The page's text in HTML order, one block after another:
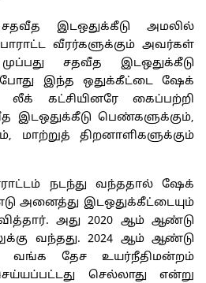
இடஒதுக்கீடு அமலில்
போராட்ட வீரர்களுக்கும் அவர்கள்
முப்பது சதவீத இடஒதுக்கீடு
இந்த ஒதுக்கீட்டை ஷேக்
கட்சியினரே கைப்பற்றி
இடஒதுக்கீடு பெண்களுக்கும்,
மாற்றுத் திறனாளிகளுக்கும்
நடந்து வந்ததால் ஷேக்
அனைத்து இடஒதுக்கீட்டையும்
அது 2020 ஆம் ஆண்டு
வந்தது. 2024 ஆம் ஆண்டு
தேச உயர்நீதிமன்றம்
செல்லாது என்று